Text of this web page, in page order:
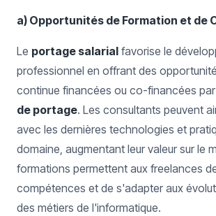
a) Opportunités de Formation et de
Le portage salarial favorise le
professionnel en offrant des
continue financées ou co-financées
de portage. Les consultants peuvent
avec les dernières technologies et
domaine, augmentant leur valeur sur le
formations permettent aux freelances
compétences et de s'adapter aux
des métiers de l'informatique.